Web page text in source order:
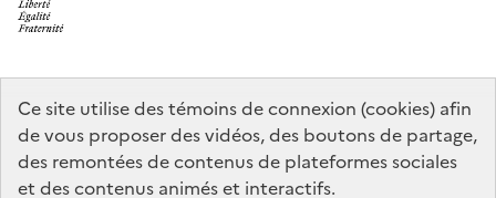
Ce site utilise des témoins de connexion (cookies) afin
de vous proposer des vidéos, des boutons de partage,
des remontées de contenus de plateformes sociales
et des contenus animés et interactifs.
data.gouv.fr legifrance.gouv.fr
info.gouv.fr
service-public.gouv.fr